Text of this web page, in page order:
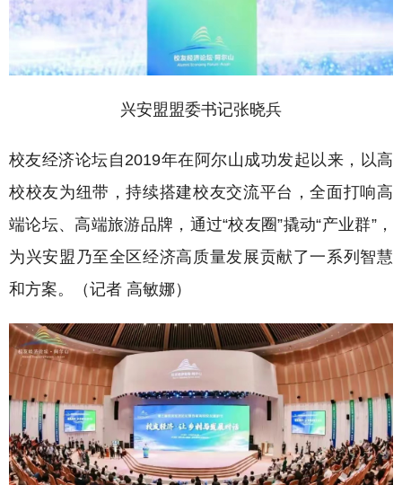
兴安盟盟委书记张晓兵
校友经济论坛自2019年在阿尔山成功发起以来，以高
校校友为纽带，持续搭建校友交流平台，全面打响高
端论坛、高端旅游品牌，通过“校友圈”撬动“产业群”，
为兴安盟乃至全区经济高质量发展贡献了一系列智慧
和方案。（记者 高敏娜）